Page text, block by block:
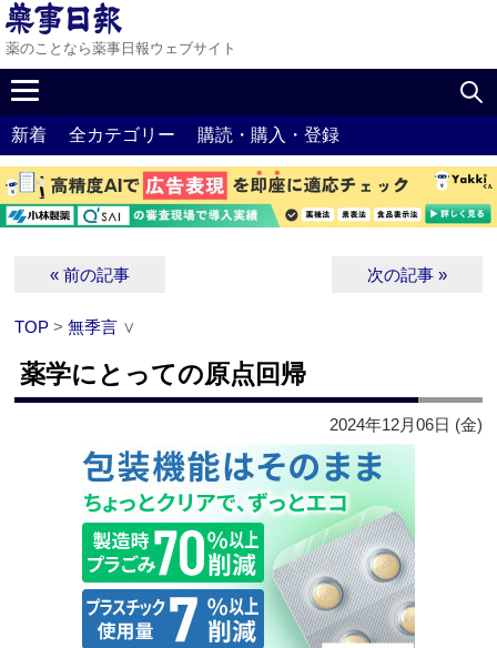
薬のことなら薬事日報ウェブサイト
新着 全カテゴリー 購読・購入・登録
« 前の記事 次の記事 »
TOP >無季言 ∨
薬学にとっての原点回帰
2024年12月06日 (金)